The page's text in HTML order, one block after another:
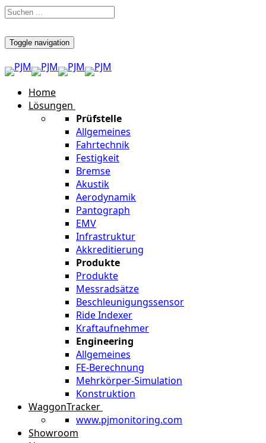
Toggle navigation
Home
Lösungen
Prüfstelle
Allgemeines
Fahrtechnik
Festigkeit
Bremse
Akustik
Aerodynamik
Pantograph
EMV
Infrastruktur
Akkreditierung
Produkte
Produkte
Messradsätze
Beschleunigungssensor
Ride Indexer
Kraftaufnehmer
Engineering
Allgemeines
FE-Berechnung
Mehrkörper-Simulation
Konstruktion
WaggonTracker
www.pjmonitoring.com
Showroom